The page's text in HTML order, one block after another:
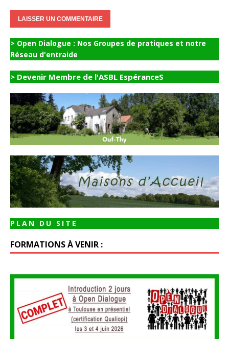
> Open Dialogue : Nos Groupes de pratiques et notre
Réseau d'entraide
> Devenir Membre de l'ASBL EspéranceS
PLAN DU SITE
FORMATIONS À VENIR :